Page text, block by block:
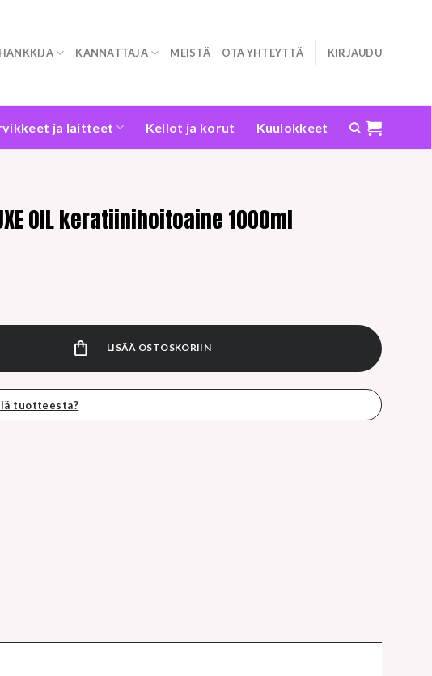
KANNATTAJA MEISTÄ OTA YHTEYTTÄ KIRJAUDU
ja laitteet Kellot ja korut Kuulokkeet
OIL keratiinihoitoaine 1000ml
LISÄÄ OSTOSKORIIN
tuotteesta?